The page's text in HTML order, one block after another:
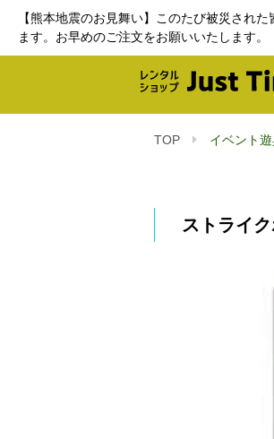
【熊本地震のお見舞い】このたび被災され
ます。お早めのご注文をお願いいたします。
TOP イベント
ストライ